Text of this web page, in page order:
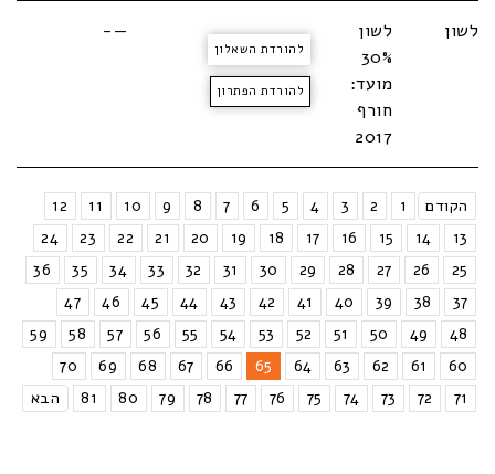
לשון
לשון
30%
מועד:
חורף
2017
להורדת השאלון
להורדת הפתרון
—-
הקודם 1
2
3
4
5
6
7
8
9
10
11
12
13
14
15
16
17
18
19
20
21
22
23
24
25
26
27
28
29
30
31
32
33
34
35
36
37
38
39
40
41
42
43
44
45
46
47
48
49
50
51
52
53
54
55
56
57
58
59
60
61
62
63
64
65
66
67
68
69
70
71
72
73
74
75
76
77
78
79
80
81 הבא